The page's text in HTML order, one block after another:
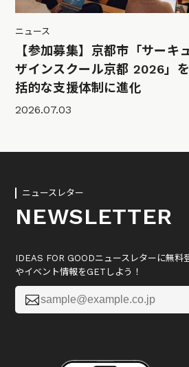
ニュース
【参加募集】京都市「サーキ
ザインスクール京都 2026」
括的な支援体制に進化
2026.07.03
ニュースレター
NEWSLETTER
IDEAS FOR GOODニュースレターに無料
やイベント情報をGETしよう！
